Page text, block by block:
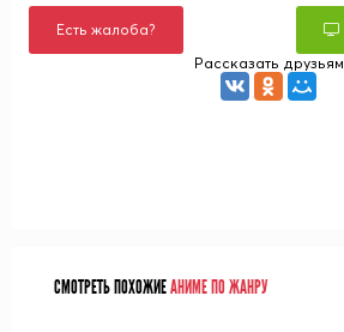
Есть жалоба?
Рассказать друзьям
СМОТРЕТЬ ПОХОЖИЕАНИМЕ ПО ЖАНРУ